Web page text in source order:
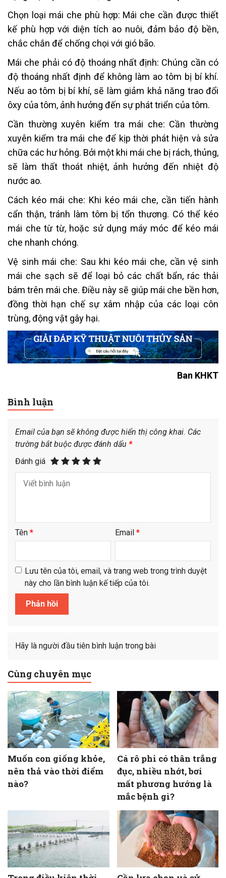
Chọn loại mái che phù hợp: Mái che cần được thiết
kế phù hợp với diện tích ao nuôi, đảm bảo độ bền,
chắc chắn để chống chọi với gió bão.
Mái che phải có độ thoáng nhất định: Chúng cần có
độ thoáng nhất định để không làm ao tôm bị bí khí.
Nếu ao tôm bị bí khí, sẽ làm giảm khả năng trao đổi
ôxy của tôm, ảnh hưởng đến sự phát triển của tôm.
Cần thường xuyên kiểm tra mái che: Cần thường
xuyên kiểm tra mái che để kịp thời phát hiện và sửa
chữa các hư hỏng. Bởi một khi mái che bị rách, thủng,
sẽ làm thất thoát nhiệt, ảnh hưởng đến nhiệt độ
nước ao.
Cách kéo mái che: Khi kéo mái che, cần tiến hành
cẩn thận, tránh làm tôm bị tổn thương. Có thể kéo
mái che từ từ, hoặc sử dụng máy móc để kéo mái
che nhanh chóng.
Vệ sinh mái che: Sau khi kéo mái che, cần vệ sinh
mái che sạch sẽ để loại bỏ các chất bẩn, rác thải
bám trên mái che. Điều này sẽ giúp mái che bền hơn,
đồng thời hạn chế sự xâm nhập của các loại côn
trùng, động vật gây hại.
Ban KHKT
Bình luận
Email của bạn sẽ không được hiển thị công khai. Các
trường bắt buộc được đánh dấu *
Đánh giá
Tên * Email *
Lưu tên của tôi, email, và trang web trong trình duyệt
này cho lần bình luận kế tiếp của tôi.
Hãy là người đầu tiên bình luận trong bài
Cùng chuyên mục
Muốn con giống khỏe,
nên thả vào thời điểm
nào?
Cá rô phi có thân trắng
đục, nhiều nhớt, bơi
mất phương hướng là
mắc bệnh gì?